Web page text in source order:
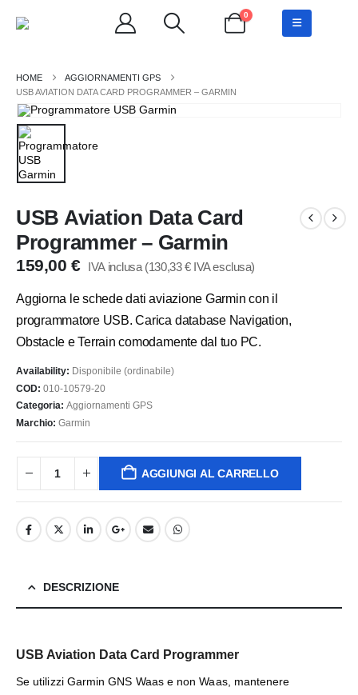
0
AGGIORNAMENTI GPS
USB AVIATION DATA CARD PROGRAMMER – GARMIN
USB Aviation Data Card
Programmer – Garmin
159,00€ IVA inclusa (130,33€IVA esclusa)
Aggiorna le schede dati aviazione Garmin con il
programmatore USB. Carica database Navigation,
Obstacle e Terrain comodamente dal tuo PC.
Availability: Disponibile (ordinabile)
COD: 010-10579-20
Categoria: Aggiornamenti GPS
Marchio: Garmin
AGGIUNGI AL CARRELLO
DESCRIZIONE
USB Aviation Data Card Programmer
Se utilizzi Garmin GNS Waas e non Waas, mantenere